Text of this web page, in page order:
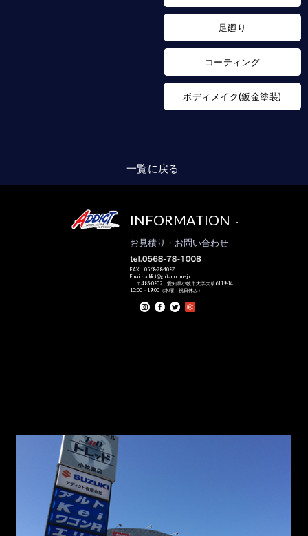
足廻り
コーティング
ボディメイク(鈑金塗装)
一覧に戻る
INFORMATION
-
お見積り・お問い合わせ-
FAX：0568-78-1087
Email：addict@guitar.ocn.ne.jp
〒485-0802 愛知県小牧市大字大草6119-14
10:00－19:00（水曜、祝日休み）